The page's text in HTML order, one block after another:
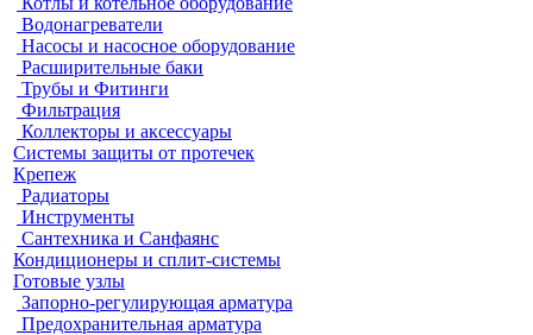
Водонагреватели
Насосы и насосное оборудование
Расширительные баки
Трубы и Фитинги
Фильтрация
Коллекторы и аксессуары
Системы защиты от протечек
Крепеж
Радиаторы
Инструменты
Сантехника и Санфаянс
Кондиционеры и сплит-системы
Готовые узлы
Запорно-регулирующая арматура
Предохранительная арматура